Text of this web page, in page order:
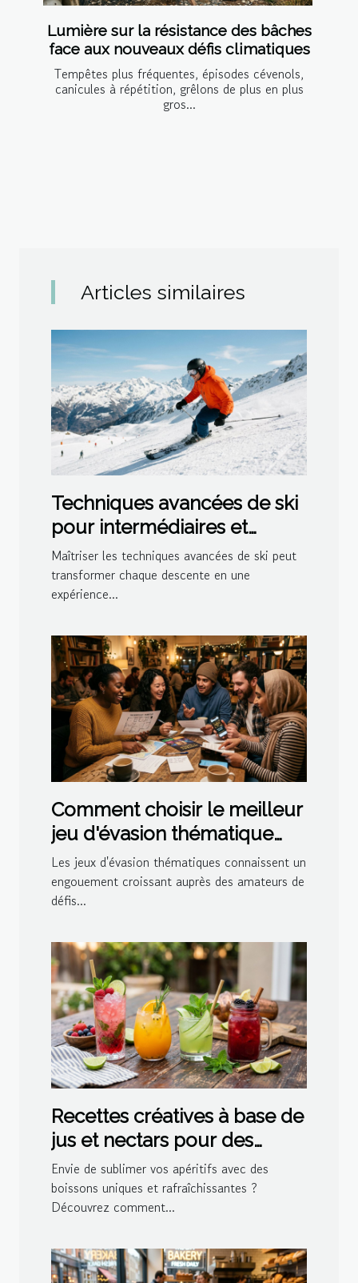
Lumière sur la résistance des bâches
face aux nouveaux défis climatiques
Tempêtes plus fréquentes, épisodes cévenols,
canicules à répétition, grêlons de plus en plus
gros...
Articles similaires
Techniques avancées de ski
pour intermédiaires et
experts
Maîtriser les techniques avancées de ski peut
transformer chaque descente en une
expérience...
Comment choisir le meilleur
jeu d'évasion thématique
pour votre prochaine sortie
?
Les jeux d'évasion thématiques connaissent un
engouement croissant auprès des amateurs de
défis...
Recettes créatives à base de
jus et nectars pour des
cocktails maison
Envie de sublimer vos apéritifs avec des
boissons uniques et rafraîchissantes ?
Découvrez comment...